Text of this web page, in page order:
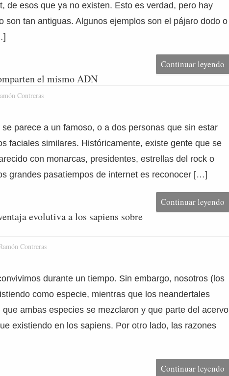
de esos que ya no existen. Esto es verdad, pero hay
son tan antiguas. Algunos ejemplos son el pájaro dodo o
Continuar leyendo
el mismo ADN
Contreras
parece a un famoso, o a dos personas que sin estar
faciales similares. Históricamente, existe gente que se
con monarcas, presidentes, estrellas del rock o
grandes pasatiempos de internet es reconocer […]
Continuar leyendo
evolutiva a los sapiens sobre
Contreras
durante un tiempo. Sin embargo, nosotros (los
como especie, mientras que los neandertales
ambas especies se mezclaron y que parte del acervo
existiendo en los sapiens. Por otro lado, las razones
Continuar leyendo